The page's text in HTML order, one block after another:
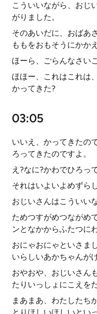
こういいながら、おじ
がりました。
そのあいだに、おばあ
ももをおもそうにかか
ほーら、ごらんなさい
ほほー、これはこれは
かってきた?
03:05
いいえ、かってきたの
ろってきたのですよ。
え?なに?かわでひろっ
それはいよいよめずら
おじいさんはこういい
ためつすがめつながめ
ンとなかからふたつに
おにゃおにゃといさま
いらしいあかちゃんが
おやおや、おじいさん
たりいっしょにこえを
まあまあ、わたしたち